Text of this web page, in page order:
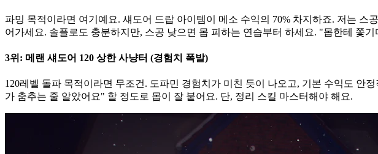
파밍 목적이라면 여기예요. 섀도어 드랍 아이템이 메소 수익의 70% 차지하죠. 저는
어가세요. 솔플로도 충분하지만, 스공 낮으면 몹 피하는 연습부터 하세요. "몹한테 쫓
3위: 메랜 섀도어 120 상한 사냥터 (경험치 폭발)
120레벨 돌파 목적이라면 무조건. 도파민 경험치가 미친 듯이 나오고, 기본 수익도 안
가 춤추는 줄 알았어요" 할 정도로 몹이 잘 붙어요. 단, 정리 스킬 마스터해야 해요.